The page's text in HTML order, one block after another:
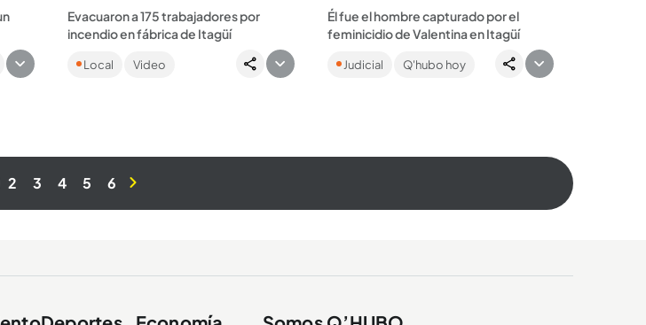
que
Evacuaron a 175 trabajadores por
incendio en fábrica de Itagüí
La situación logró ser atendida por los
bomberos antes de que las llamas se
Local Video
Él fue el hombre capturado por el
feminicidio de Valentina en Itagüí
Anteriormente había sido detenido
por violencia intrafamiliar y tráfico,
Judicial Q'hubo hoy
2 3 4 5 6